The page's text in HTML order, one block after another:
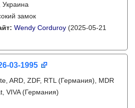
Украина
замок
Wendy Corduroy (2025-05-21
03-1995
ARD, ZDF, RTL (Германия), MDR
VIVA (Германия)